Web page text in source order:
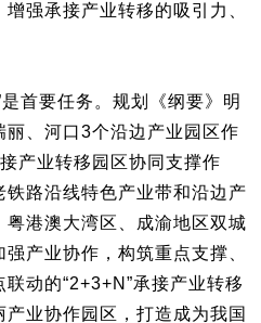
强承接产业转移的吸引力、
首要任务。规划《纲要》明
、河口3个沿边产业园区作
产业转移园区协同支撑作
铁路沿线特色产业带和沿边产
港澳大湾区、成渝地区双城
产业协作，构筑重点支撑、
动的“2+3+N”承接产业转移
业协作园区，打造成为我国